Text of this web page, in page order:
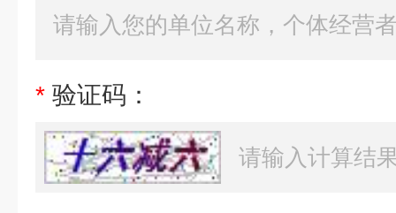
* 验证码：